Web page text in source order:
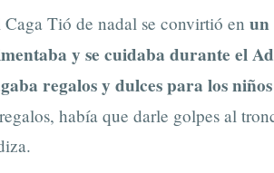
Tió de nadal se convirtió en un
y se cuidaba durante el
regalos y dulces para los
había que darle golpes al